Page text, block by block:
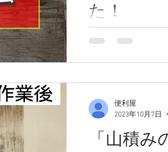
た！
引っ越し後の残
った不要品の撤
た。ご利用いた
ク」プラン。ベ
類、ごみ袋など
「山積
便利屋
2023年10月7日